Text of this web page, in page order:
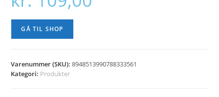
GÅ TIL SHOP
Varenummer (SKU):8948513990788333561
Kategori: Produkter